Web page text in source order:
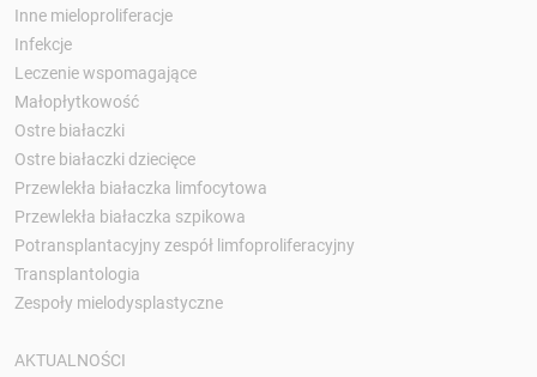
Inne mieloproliferacje
Infekcje
Leczenie wspomagające
Małopłytkowość
Ostre białaczki
Ostre białaczki dziecięce
Przewlekła białaczka limfocytowa
Przewlekła białaczka szpikowa
Potransplantacyjny zespół limfoproliferacyjny
Transplantologia
Zespoły mielodysplastyczne
AKTUALNOŚCI